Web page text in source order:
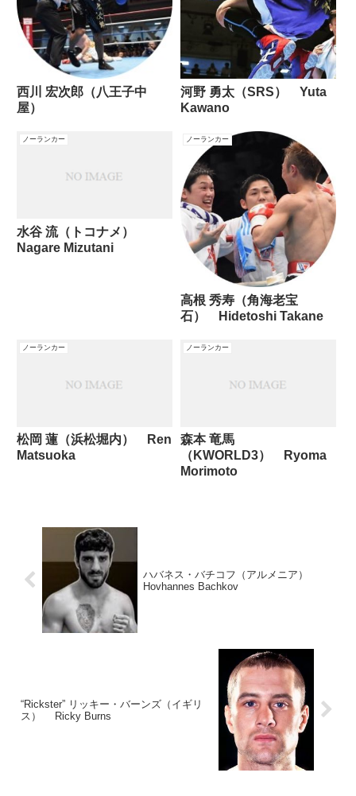
西川 宏次郎（八王子中
屋）
河野 勇太（SRS） Yuta
Kawano
ノーランカー
水谷 流（トコナメ）
Nagare Mizutani
ノーランカー
高根 秀寿（角海老宝
石） Hidetoshi Takane
ノーランカー
松岡 蓮（浜松堀内） Ren
Matsuoka
ノーランカー
森本 竜馬
（KWORLD3） Ryoma
Morimoto
ハバネス・バチコフ（アルメニア）
Hovhannes Bachkov
“Rickster” リッキー・バーンズ（イギリ
ス） Ricky Burns